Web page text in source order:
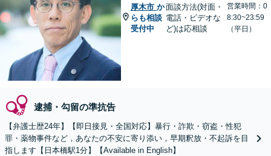
厚木市 か
らも相談
受付中
面談方法(対面・
電話・ビデオな
ど)は応相談
営業時間：0
8:30~23:59
（平日）
逮捕・勾留の準抗告
【弁護士歴24年】【即日接見・全国対応】暴行・詐欺・窃盗・性犯
罪・薬物事件など，あなたの不安に寄り添い，早期釈放・不起訴を目
指します【日本橋駅1分】【Available in English】